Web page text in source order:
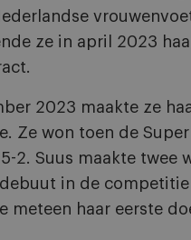
ze in april 2023
2023 maakte ze
Ze won toen de
2. Suus maakte twee
in de
meteen haar eerste